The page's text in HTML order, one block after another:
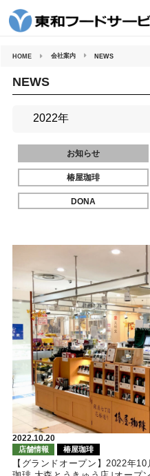
HOME 会社案内 NEWS
NEWS
お知らせ
椿屋珈琲
DONA
2022.10.20
店舗情報 椿屋珈琲
【グランドオープン】2022年